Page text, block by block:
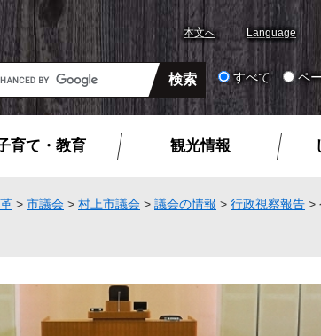
本文へ Language
すべて ペ
育て・教育 観光情報
> 市議会 > 村上市議会 > 議会の情報 > 行政視察報告 >